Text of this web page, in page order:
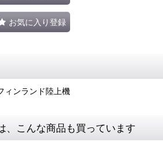
お気に入り登録
ンランド陸上機
、こんな商品も買っています